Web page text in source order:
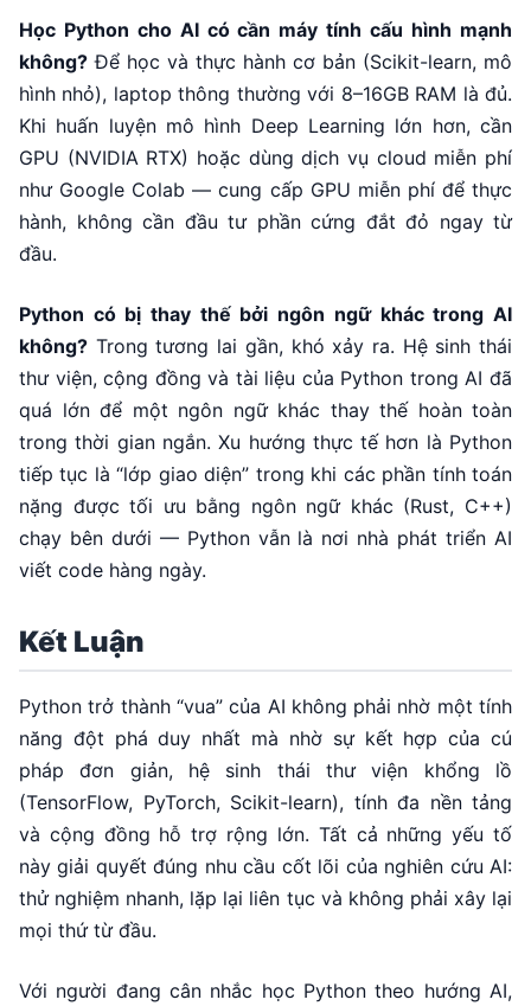
Học Python cho AI có cần máy tính cấu hình mạnh
không? Để học và thực hành cơ bản (Scikit-learn, mô
hình nhỏ), laptop thông thường với 8–16GB RAM là đủ.
Khi huấn luyện mô hình Deep Learning lớn hơn, cần
GPU (NVIDIA RTX) hoặc dùng dịch vụ cloud miễn phí
như Google Colab — cung cấp GPU miễn phí để thực
hành, không cần đầu tư phần cứng đắt đỏ ngay từ
đầu.
Python có bị thay thế bởi ngôn ngữ khác trong AI
không? Trong tương lai gần, khó xảy ra. Hệ sinh thái
thư viện, cộng đồng và tài liệu của Python trong AI đã
quá lớn để một ngôn ngữ khác thay thế hoàn toàn
trong thời gian ngắn. Xu hướng thực tế hơn là Python
tiếp tục là “lớp giao diện” trong khi các phần tính toán
nặng được tối ưu bằng ngôn ngữ khác (Rust, C++)
chạy bên dưới — Python vẫn là nơi nhà phát triển AI
viết code hàng ngày.
Kết Luận
Python trở thành “vua” của AI không phải nhờ một tính
năng đột phá duy nhất mà nhờ sự kết hợp của cú
pháp đơn giản, hệ sinh thái thư viện khổng lồ
(TensorFlow, PyTorch, Scikit-learn), tính đa nền tảng
và cộng đồng hỗ trợ rộng lớn. Tất cả những yếu tố
này giải quyết đúng nhu cầu cốt lõi của nghiên cứu AI:
thử nghiệm nhanh, lặp lại liên tục và không phải xây lại
mọi thứ từ đầu.
Với người đang cân nhắc học Python theo hướng AI,